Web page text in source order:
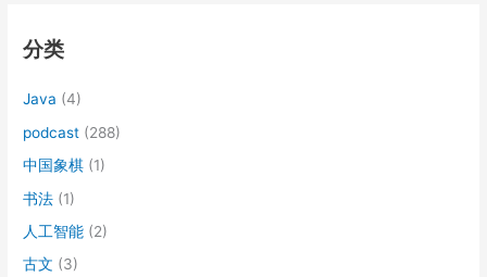
分类
Java (4)
podcast (288)
中国象棋 (1)
书法 (1)
人工智能 (2)
古文 (3)